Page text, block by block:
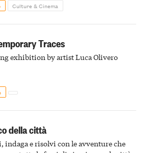
Culture & Cinema
Traces
exhibition by artist Luca Olivero
della città
indaga e risolvi con le avventure che